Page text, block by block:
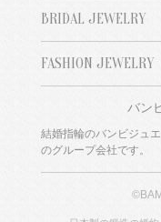
BRIDAL JEWELRY
FASHION JEWELRY
バン
結婚指輪のバンビジュ
のグループ会社です。